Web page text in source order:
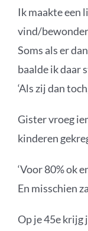
Ik maakte een
vind/bewonder
Soms als er
baalde ik daar
‘Als zij dan
Gister vroeg
kinderen
‘Voor 80% ok
En misschien
Op je 45e krijg